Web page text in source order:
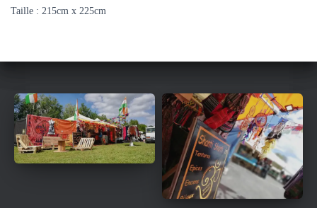
Taille : 215cm x 225cm